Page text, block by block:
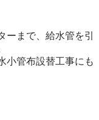
まで、給水管を引
小管布設替工事にも